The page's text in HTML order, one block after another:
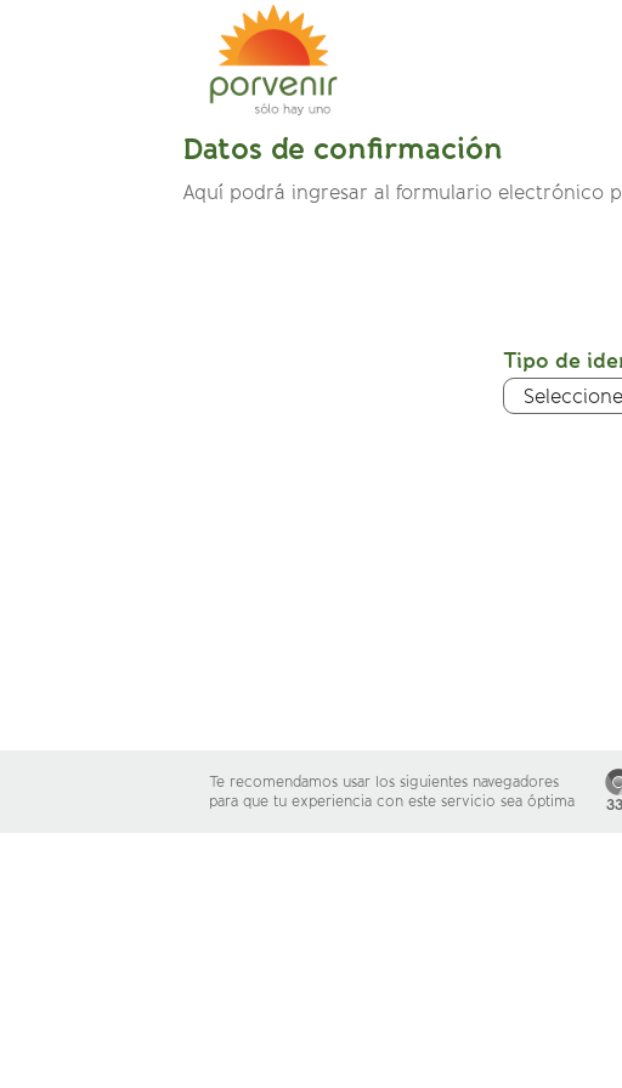
Datos de confirmación
Aquí podrá ingresar al formulario electrónico
Tipo de
Te recomendamos usar los siguientes navegadores
para que tu experiencia con este servicio sea óptima